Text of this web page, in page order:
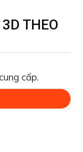
THEO
cấp.